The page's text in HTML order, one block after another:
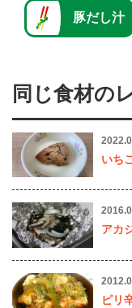
豚だし汁
同じ食材の
いち
アカ
ピリ